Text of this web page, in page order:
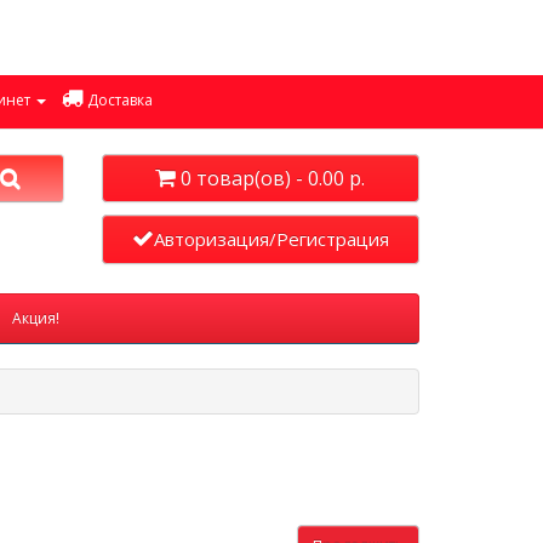
Доставка
0 товар(ов) - 0.00 р.
Авторизация/Регистрация
Акция!